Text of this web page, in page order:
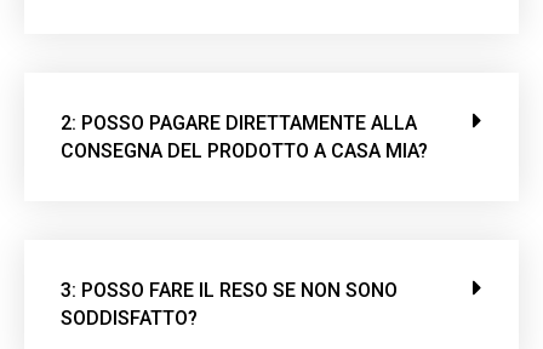
2: POSSO PAGARE DIRETTAMENTE ALLA
CONSEGNA DEL PRODOTTO A CASA MIA?
3: POSSO FARE IL RESO SE NON SONO
SODDISFATTO?